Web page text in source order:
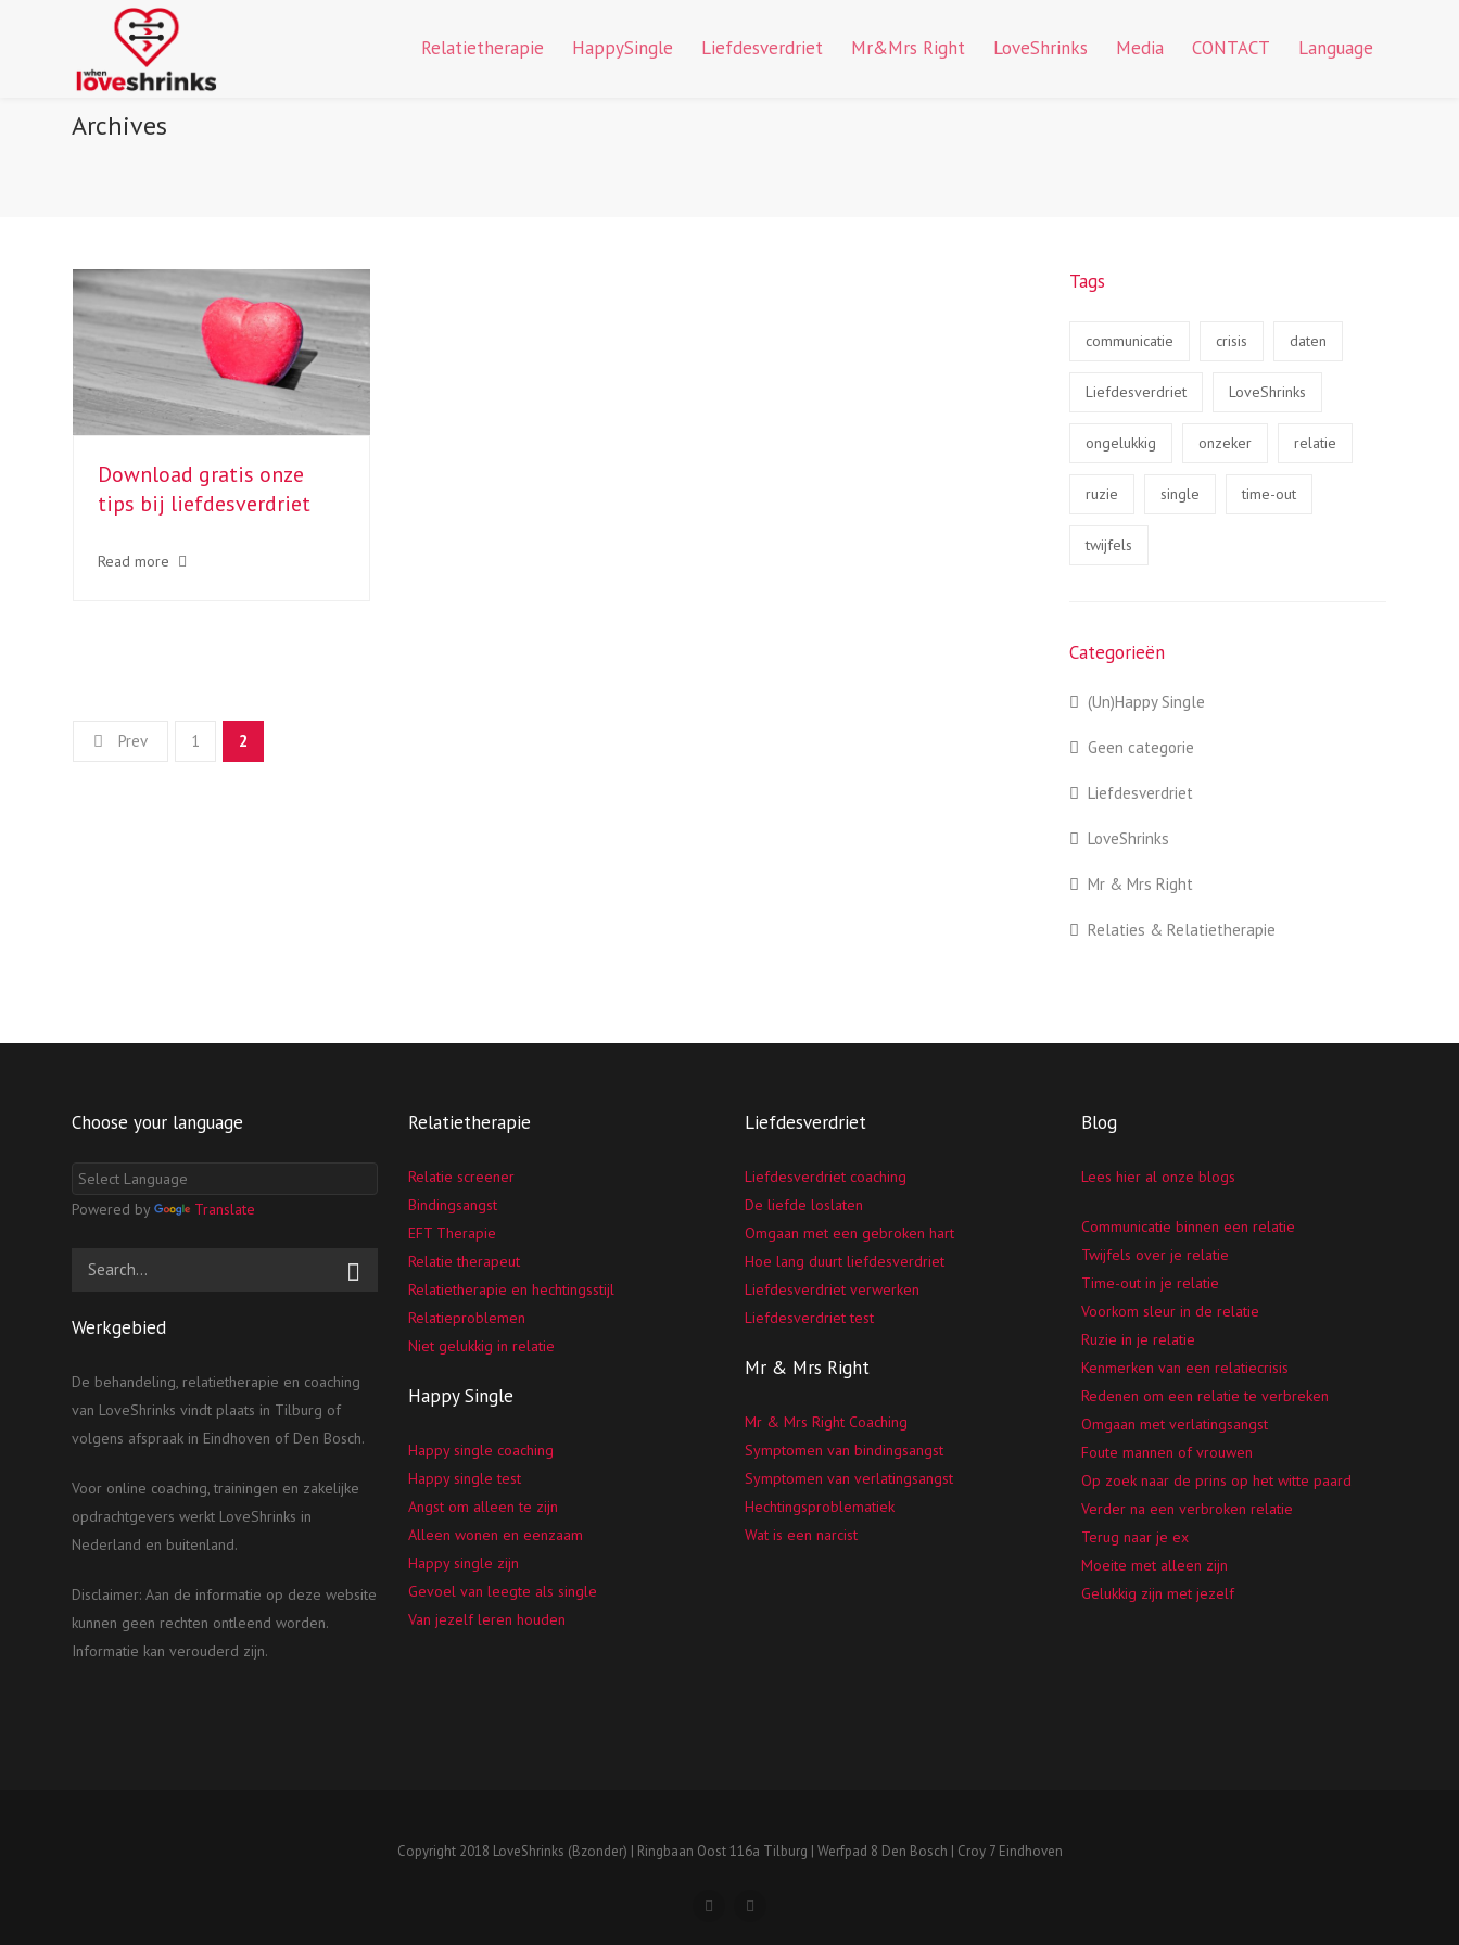
Relatietherapie HappySingle Liefdesverdriet Mr&Mrs Right LoveShrinks Media CONTACT Language
Archives
Download gratis onze
tips bij liefdesverdriet
Read more
Prev 1 2
Tags
communicatie crisis daten
Liefdesverdriet LoveShrinks
ongelukkig onzeker relatie
ruzie single time-out
twijfels
Categorieën
(Un)Happy Single
Geen categorie
Liefdesverdriet
LoveShrinks
Mr & Mrs Right
Relaties & Relatietherapie
Choose your language
Powered by Translate
Werkgebied
De behandeling, relatietherapie en coaching
van LoveShrinks vindt plaats in Tilburg of
volgens afspraak in Eindhoven of Den Bosch.
Voor online coaching, trainingen en zakelijke
opdrachtgevers werkt LoveShrinks in
Nederland en buitenland.
Disclaimer: Aan de informatie op deze website
kunnen geen rechten ontleend worden.
Informatie kan verouderd zijn.
Relatietherapie
Relatie screener
Bindingsangst
EFT Therapie
Relatie therapeut
Relatietherapie en hechtingsstijl
Relatieproblemen
Niet gelukkig in relatie
Happy Single
Happy single coaching
Happy single test
Angst om alleen te zijn
Alleen wonen en eenzaam
Happy single zijn
Gevoel van leegte als single
Van jezelf leren houden
Liefdesverdriet
Liefdesverdriet coaching
De liefde loslaten
Omgaan met een gebroken hart
Hoe lang duurt liefdesverdriet
Liefdesverdriet verwerken
Liefdesverdriet test
Mr & Mrs Right
Mr & Mrs Right Coaching
Symptomen van bindingsangst
Symptomen van verlatingsangst
Hechtingsproblematiek
Wat is een narcist
Blog
Lees hier al onze blogs
Communicatie binnen een relatie
Twijfels over je relatie
Time-out in je relatie
Voorkom sleur in de relatie
Ruzie in je relatie
Kenmerken van een relatiecrisis
Redenen om een relatie te verbreken
Omgaan met verlatingsangst
Foute mannen of vrouwen
Op zoek naar de prins op het witte paard
Verder na een verbroken relatie
Terug naar je ex
Moeite met alleen zijn
Gelukkig zijn met jezelf
Copyright 2018 LoveShrinks (Bzonder) | Ringbaan Oost 116a Tilburg | Werfpad 8 Den Bosch | Croy 7 Eindhoven